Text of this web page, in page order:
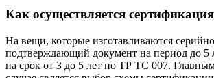
Как осуществляется
На вещи, которые изготавливаются
подтверждающий документ на период до 5
на срок от 3 до 5 лет по ТР ТС 007.